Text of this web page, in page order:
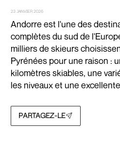
23 JANVIER 2026
Andorre est l'une des
complètes du sud de
milliers de skieurs
Pyrénées pour une raison :
kilomètres skiables, une
les niveaux et une
PARTAGEZ-LE